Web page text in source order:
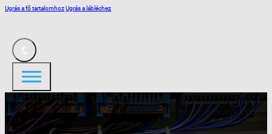
Ugrás a fő tartalomhozUgrás a lábléchez